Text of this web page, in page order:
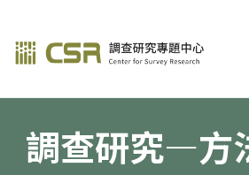
調查研究—方法與
調查研究—方